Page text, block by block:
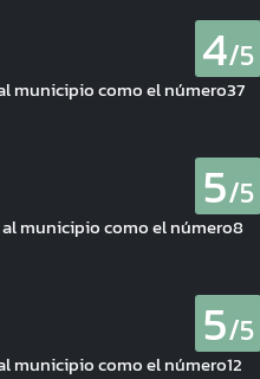
4/5
municipio como el número37
5/5
al municipio como el número8
5/5
municipio como el número12